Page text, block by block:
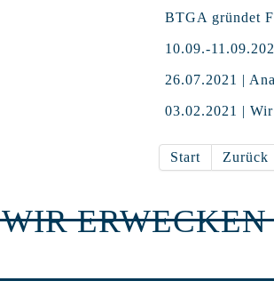
BTGA gründet
10.09.-
26.07.2021 |
03.02.2021 |
Start Zurück
WIR